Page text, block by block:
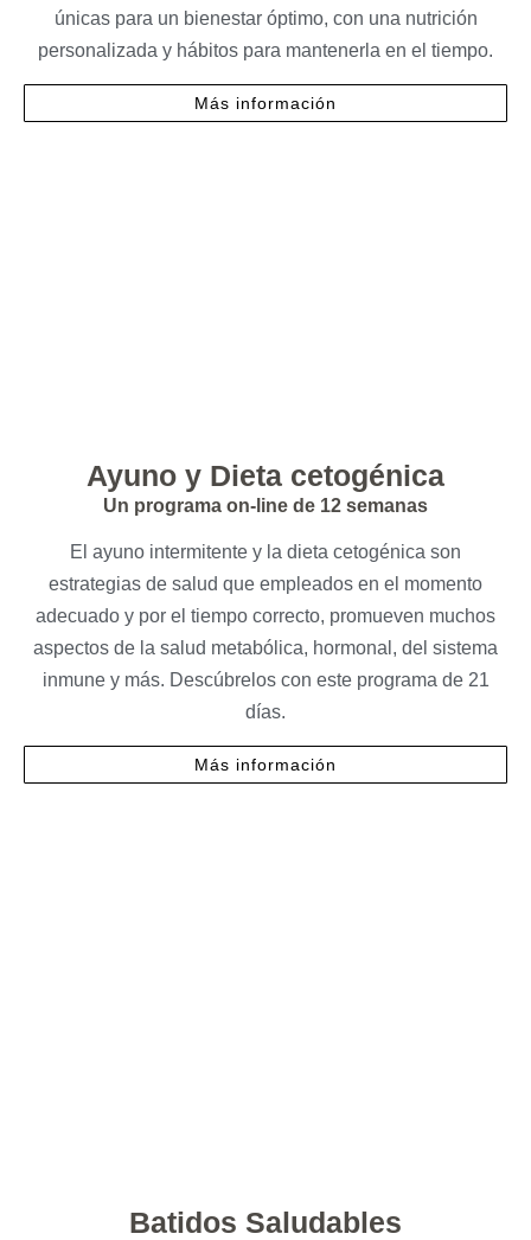
únicas para un bienestar óptimo, con una nutrición
personalizada y hábitos para mantenerla en el tiempo.
Más información
Ayuno y Dieta cetogénica
Un programa on-line de 12 semanas
El ayuno intermitente y la dieta cetogénica son
estrategias de salud que empleados en el momento
adecuado y por el tiempo correcto, promueven muchos
aspectos de la salud metabólica, hormonal, del sistema
inmune y más. Descúbrelos con este programa de 21
días.
Más información
Batidos Saludables